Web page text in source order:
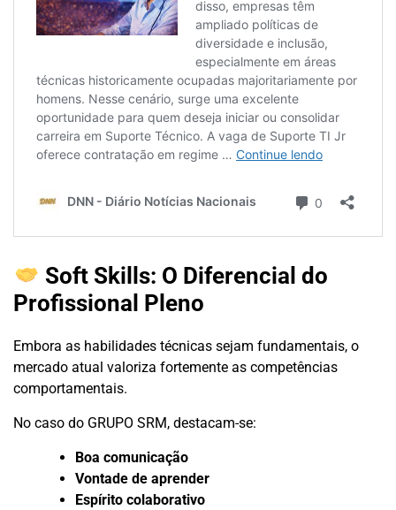
Soft Skills: O Diferencial do
Profissional Pleno
Embora as habilidades técnicas sejam fundamentais, o
mercado atual valoriza fortemente as competências
comportamentais.
No caso do GRUPO SRM, destacam-se:
Boa comunicação
Vontade de aprender
Espírito colaborativo